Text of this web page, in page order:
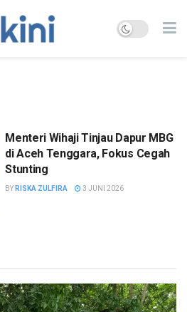
Menteri Wihaji Tinjau Dapur MBG
di Aceh Tenggara, Fokus Cegah
Stunting
BY RISKA ZULFIRA 3 JUNI 2026